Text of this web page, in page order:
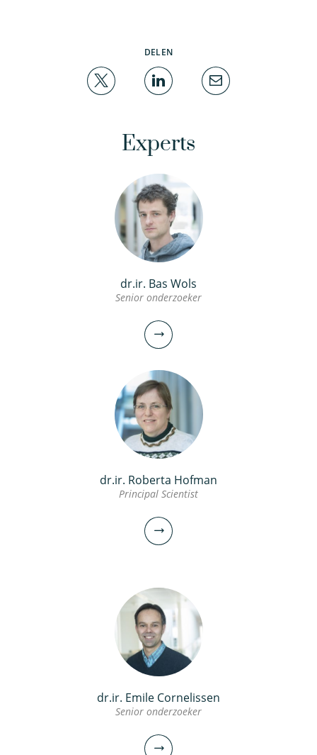
DELEN
Experts
dr.ir. Bas Wols
Senior onderzoeker
Senior onderzoeker
bekijk profiel
dr.ir. Roberta Hofman
Principal Scientist
dr.ir. Roberta Hofman
dr.ir. Emile Cornelissen
Senior onderzoeker